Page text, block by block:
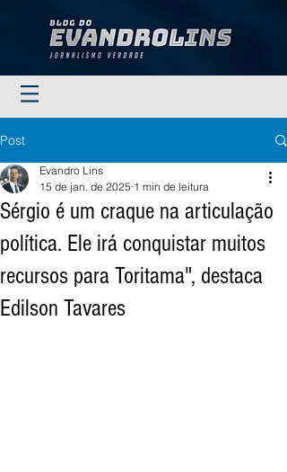
Post
Sérgio é um craque na articulação
política. Ele irá conquistar muitos
recursos para Toritama", destaca
Edilson Tavares
Evandro Lins
15 de jan. de 2025 1 min de leitura